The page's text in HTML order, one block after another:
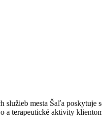
služieb mesta Šaľa poskytuje
a terapeutické aktivity